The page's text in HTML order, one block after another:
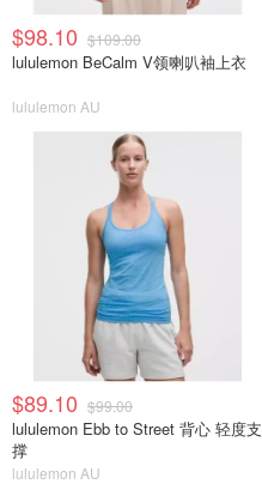
$98.10 $109.00
lululemon BeCalm V领喇叭袖上衣
lululemon AU
$89.10 $99.00
lululemon Ebb to Street 背心 轻度支
撑
lululemon AU